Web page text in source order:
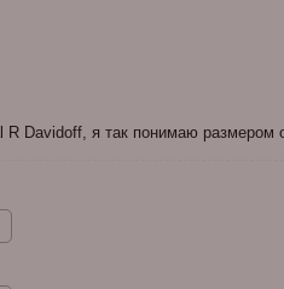
Davidoff, я так понимаю размером